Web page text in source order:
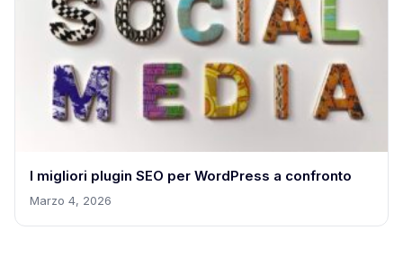
I migliori plugin SEO per WordPress a confronto
Marzo 4, 2026